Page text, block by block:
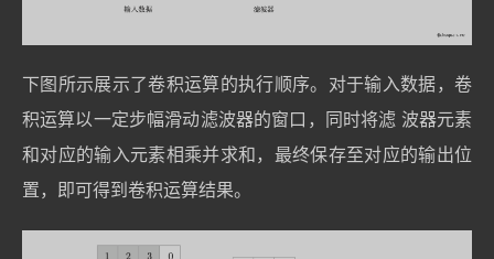
下图所示展示了卷积运算的执行顺序。对于输入数据，卷
积运算以一定步幅滑动滤波器的窗口，同时将滤 波器元素
和对应的输入元素相乘并求和，最终保存至对应的输出位
置，即可得到卷积运算结果。